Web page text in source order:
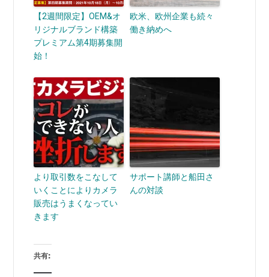
【2週間限定】OEM&オ
リジナルブランド構築
プレミアム第4期募集開
始！
欧米、欧州企業も続々
働き納めへ
より取引数をこなして
いくことによりカメラ
販売はうまくなってい
きます
サポート講師と船田さ
んの対談
共有: